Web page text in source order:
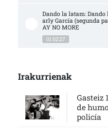
Dando la latam: Dando
arly García (segunda
AY NO MORE
01:02:27
Irakurrienak
Gasteiz
de
policía